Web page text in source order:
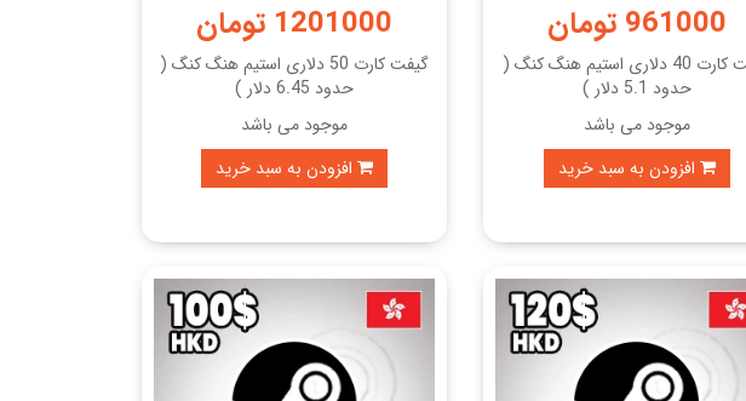
1201000 تومان
گیفت کارت 50 دلاری استیم هنگ کنگ (
حدود 6.45 دلار )
موجود می باشد
افزودن به سبد خرید
961000 تومان
گیفت کارت 40 دلاری استیم هنگ کنگ (
حدود 5.1 دلار )
موجود می باشد
افزودن به سبد خرید